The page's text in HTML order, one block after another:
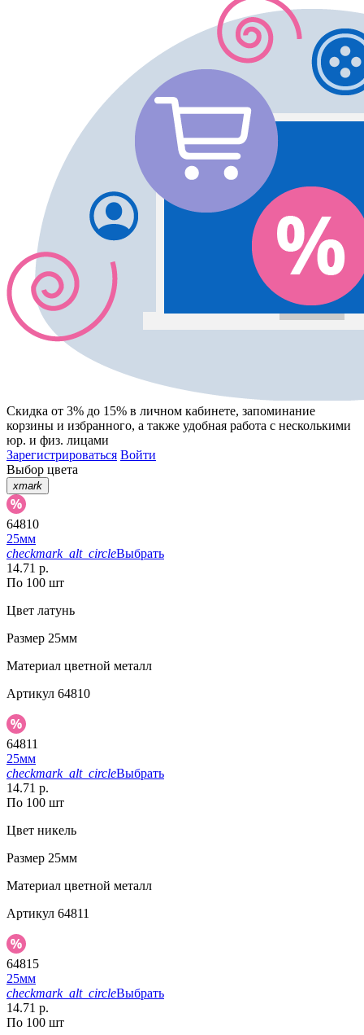
Скидка от 3% до 15% в личном кабинете, запоминание
корзины и избранного, а также удобная работа с несколькими
юр. и физ. лицами
Зарегистрироваться Войти
Выбор цвета
xmark
64810
25мм
checkmark_alt_circleВыбрать
14.71 р.
По 100 шт
Цвет латунь
Размер 25мм
Материал цветной металл
Артикул 64810
64811
25мм
checkmark_alt_circleВыбрать
14.71 р.
По 100 шт
Цвет никель
Размер 25мм
Материал цветной металл
Артикул 64811
64815
25мм
checkmark_alt_circleВыбрать
14.71 р.
По 100 шт